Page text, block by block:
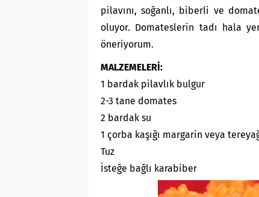
pilavını, soğanlı, biberli ve
oluyor. Domateslerin tadı hala
öneriyorum.
MALZEMELERİ:
1 bardak pilavlık bulgur
2-3 tane domates
2 bardak su
1 çorba kaşığı margarin veya
Tuz
İsteğe bağlı karabiber